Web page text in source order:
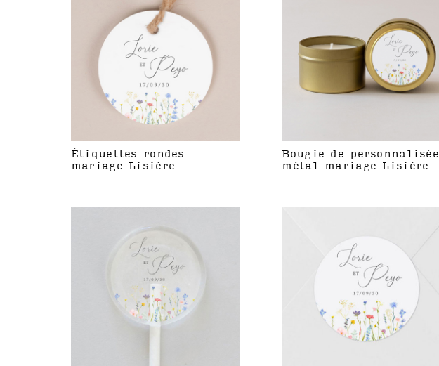
Étiquettes rondes
mariage Lisière
Bougie de personnalisée
métal mariage Lisière